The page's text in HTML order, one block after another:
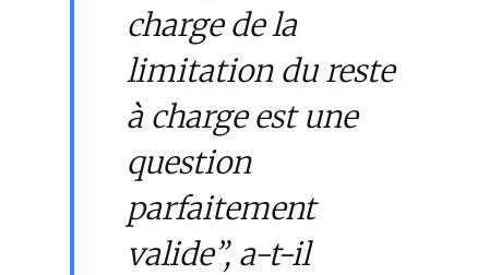
charge de la
limitation du reste
à charge est une
question
parfaitement
valide”, a-t-il